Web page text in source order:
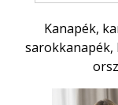
Kanapék,